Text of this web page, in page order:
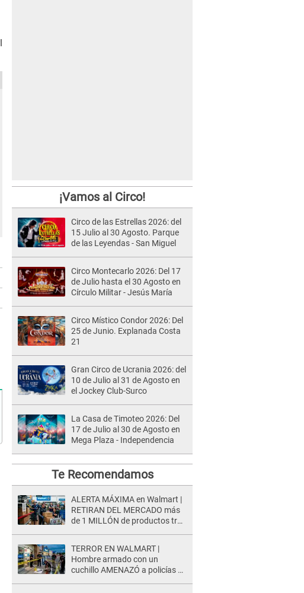
¡Vamos al Circo!
Circo de las Estrellas 2026: del
15 Julio al 30 Agosto. Parque
de las Leyendas - San Miguel
Circo Montecarlo 2026: Del 17
de Julio hasta el 30 Agosto en
Círculo Militar - Jesús María
Circo Místico Condor 2026: Del
25 de Junio. Explanada Costa
21
Gran Circo de Ucrania 2026: del
10 de Julio al 31 de Agosto en
el Jockey Club-Surco
La Casa de Timoteo 2026: Del
17 de Julio al 30 de Agosto en
Mega Plaza - Independencia
Te Recomendamos
ALERTA MÁXIMA en Walmart |
RETIRAN DEL MERCADO más
de 1 MILLÓN de productos tras
TERROR EN WALMART |
Hombre armado con un
cuchillo AMENAZÓ a policías y